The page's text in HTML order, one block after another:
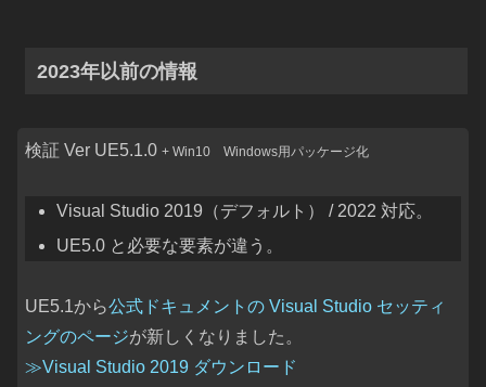
2023年以前の情報
検証 Ver UE5.1.0+ Win10 Windows用パッケージ化
Visual Studio 2019（デフォルト） / 2022 対応。
UE5.0 と必要な要素が違う。
UE5.1から公式ドキュメントの Visual Studio セッティ
ングのページが新しくなりました。
≫Visual Studio 2019 ダウンロード